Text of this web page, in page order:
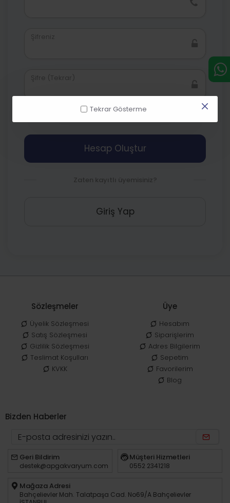
Tekrar Gösterme
Hesap Oluştur
Zaten kayıtlı üyemisiniz?
Giriş Yap
Sözleşmeler
Üyelik Sözleşmesi
Satış Sözleşmesi
Gizlilik Sözleşmesi
Teslimat Koşulları
KVKK
Üye
Hesabım
Siparişlerim
Adres Bilgilerim
Sepetim
Favorilerim
Blog
Bizden Haberler
Geri Bildirim
destek@apgakvaryum.com
Müşteri Hizmetleri
0552 2341218
Mağaza Adresi
Bahçelievler Mah. Talatpaşa Cad. No69/A Bahçelievler